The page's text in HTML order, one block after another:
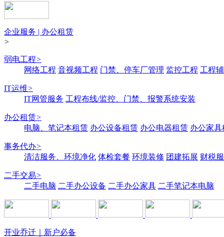
企业服务 | 办公租赁
>
弱电工程>
网络工程 音视频工程 门禁、停车厂管理 监控工程 工程
IT运维>
IT网管服务 工程布线/监控、门禁、报警系统安装
办公租赁>
电脑、笔记本租赁 办公设备租赁 办公电器租赁 办公家具
事务代办>
清洁服务、环境净化 体检套餐 环境装修 团建拓展 财税
二手交易>
二手电脑 二手办公设备 二手办公家具 二手笔记本电脑
开业乔迁｜新户必备